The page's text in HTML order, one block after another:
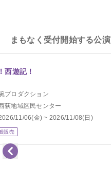
まもなく受付開始する公演
西遊記！
プロダクション
荻地域区民センター
11/06(金) ~ 2026/11/08(日)
販売